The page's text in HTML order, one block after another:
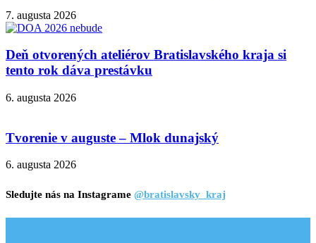
7. augusta 2026
Deň otvorených ateliérov Bratislavského kraja si
tento rok dáva prestávku
6. augusta 2026
Tvorenie v auguste – Mlok dunajský
6. augusta 2026
Sledujte nás na Instagrame @bratislavsky_kraj